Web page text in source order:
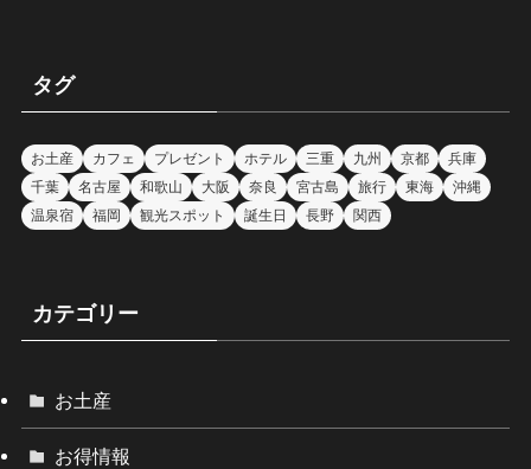
タグ
お土産 カフェ プレゼント ホテル 三重 九州 京都
兵庫
千葉
名古屋 和歌山 大阪 奈良 宮古島 旅行 東海
沖縄
温泉宿
福岡 観光スポット 誕生日 長野 関西
カテゴリー
お土産
お得情報